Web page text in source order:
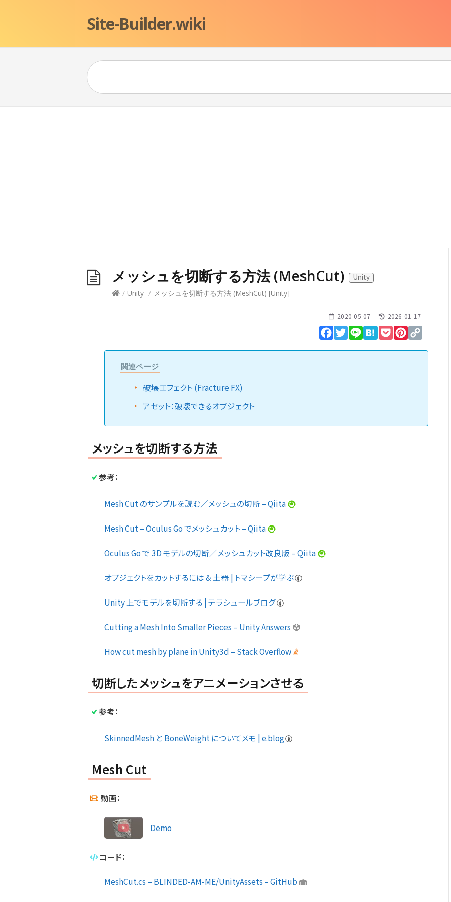
Site-Builder.wiki
メッシュを切断する方法 (MeshCut)
Unity
/ Unity / メッシュを切断する方法 (MeshCut) [Unity]
2020-05-07 2026-01-17
Facebook
Twitter
Line HatenaPocketPinterest
関連ページ
破壊エフェクト (Fracture FX)
アセット：破壊できるオブジェクト
メッシュを切断する方法
参考：
Mesh Cut のサンプルを読む／メッシュの切断 – Qiita
Mesh Cut – Oculus Go でメッシュカット – Qiita
Oculus Go で 3D モデルの切断／メッシュカット改良版 – Qiita
オブジェクトをカットするには & 土器 | トマシープが学ぶ
Unity 上でモデルを切断する | テラシュールブログ
Cutting a Mesh Into Smaller Pieces – Unity Answers
How cut mesh by plane in Unity3d – Stack Overflow
切断したメッシュをアニメーションさせる
参考：
SkinnedMesh と BoneWeight についてメモ | e.blog
Mesh Cut
動画：
Demo
コード：
MeshCut.cs – BLINDED-AM-ME/UnityAssets – GitHub